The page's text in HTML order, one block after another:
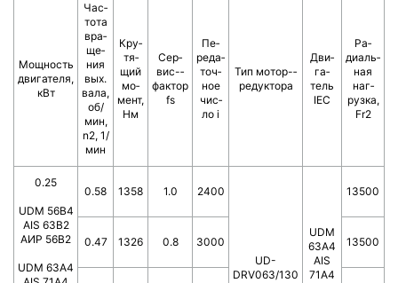
Мощ­ность
двигателя,
кВт
Час­
то­та
вра­
ще­
ния
вых.
вала,
об/
мин,
n2, 1/
мин
Кру­
тя­
щий
мо­
ме­нт,
Нм
Сер­
вис-­
фактор
fs
Пе­
ре­да­
точ­
ное
чис­
ло i
Тип мотор-­
ре­дук­то­ра
Дви­
га­
тель
IEC
Ра­
диаль­
ная
наг­
руз­ка,
Fr2
0.25
UDM 56B4
AIS 63B2
АИР 56В2
UDM 63A4
0.58 1358 1.0 2400
UD-
DRV063/130
UDM
63A4
AIS
71A4
13500
0.47 1326 0.8 3000 13500